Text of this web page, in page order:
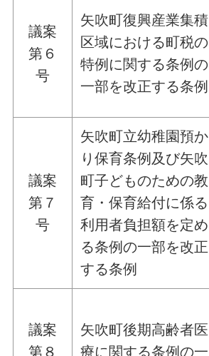
議案
第６
号
矢吹町復興産業集積
区域における町税の
特例に関する条例の
一部を改正する条例
議案
第７
号
矢吹町立幼稚園預か
り保育条例及び矢吹
町子どものための教
育・保育給付に係る
利用者負担額を定め
る条例の一部を改正
する条例
議案
第８
矢吹町後期高齢者医
療に関する条例の一